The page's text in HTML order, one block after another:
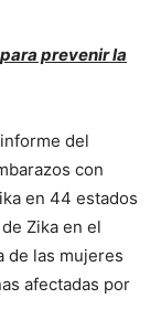
prevenir la
del
con
en 44 estados
Zika en el
de las mujeres
afectadas por